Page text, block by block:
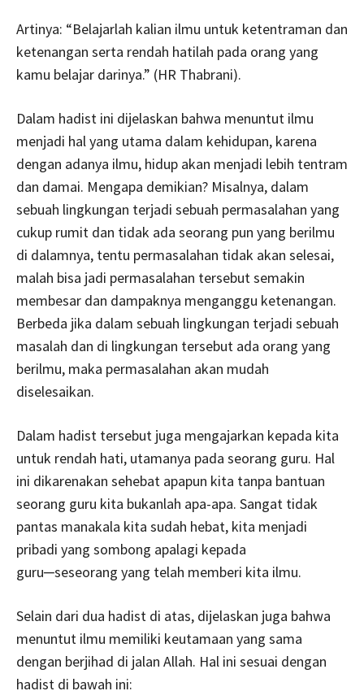
Artinya: “Belajarlah kalian ilmu untuk ketentraman dan
ketenangan serta rendah hatilah pada orang yang
kamu belajar darinya.” (HR Thabrani).
Dalam hadist ini dijelaskan bahwa menuntut ilmu
menjadi hal yang utama dalam kehidupan, karena
dengan adanya ilmu, hidup akan menjadi lebih tentram
dan damai. Mengapa demikian? Misalnya, dalam
sebuah lingkungan terjadi sebuah permasalahan yang
cukup rumit dan tidak ada seorang pun yang berilmu
di dalamnya, tentu permasalahan tidak akan selesai,
malah bisa jadi permasalahan tersebut semakin
membesar dan dampaknya menganggu ketenangan.
Berbeda jika dalam sebuah lingkungan terjadi sebuah
masalah dan di lingkungan tersebut ada orang yang
berilmu, maka permasalahan akan mudah
diselesaikan.
Dalam hadist tersebut juga mengajarkan kepada kita
untuk rendah hati, utamanya pada seorang guru. Hal
ini dikarenakan sehebat apapun kita tanpa bantuan
seorang guru kita bukanlah apa-apa. Sangat tidak
pantas manakala kita sudah hebat, kita menjadi
pribadi yang sombong apalagi kepada
guru─seseorang yang telah memberi kita ilmu.
Selain dari dua hadist di atas, dijelaskan juga bahwa
menuntut ilmu memiliki keutamaan yang sama
dengan berjihad di jalan Allah. Hal ini sesuai dengan
hadist di bawah ini: